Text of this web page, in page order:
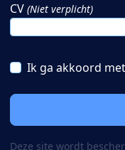
CV (Niet verplicht)
Ik ga akkoord
Deze site wordt